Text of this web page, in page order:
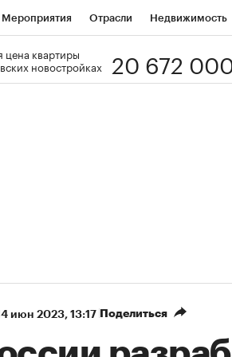
Мероприятия Отрасли Недвижимость
цена квартиры
новостройках
20 672
июн 2023, 13:17 Поделиться